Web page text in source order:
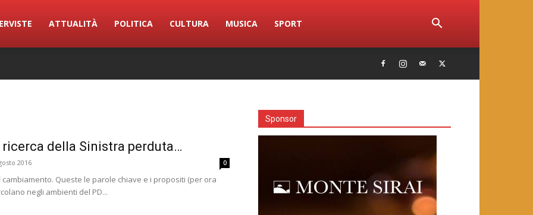
ATTUALITÀ POLITICA CULTURA MUSICA SPORT
ricerca della Sinistra perduta…
2016 0
Queste le parole chiave e i propositi (per ora
negli ambienti del PD...
Sponsor